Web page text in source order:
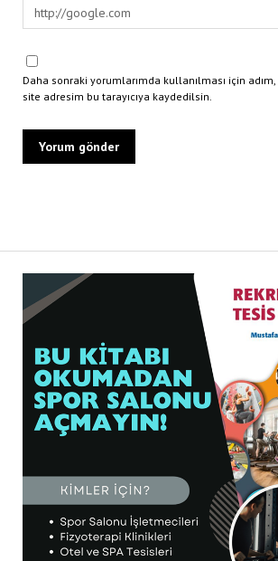
Daha sonraki yorumlarımda kullanılması için
site adresim bu tarayıcıya kaydedilsin.